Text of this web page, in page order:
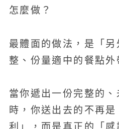
怎麼做？
最體面的做法，是「
整、份量適中的餐點外
當你遞出一份完整的
時，你送出去的不再
利」，而是真正的「